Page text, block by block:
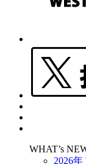
WHAT’s
2026